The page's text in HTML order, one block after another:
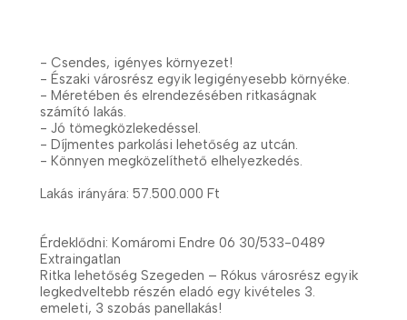
- Csendes, igényes környezet!
- Északi városrész egyik legigényesebb környéke.
- Méretében és elrendezésében ritkaságnak
számító lakás.
- Jó tömegközlekedéssel.
- Díjmentes parkolási lehetőség az utcán.
- Könnyen megközelíthető elhelyezkedés.
Lakás irányára: 57.500.000 Ft
Érdeklődni: Komáromi Endre 06 30/533-0489
Extraingatlan
Ritka lehetőség Szegeden – Rókus városrész egyik
legkedveltebb részén eladó egy kivételes 3.
emeleti, 3 szobás panellakás!